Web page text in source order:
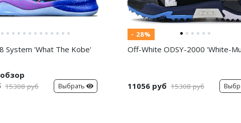
System 'What The Kobe'
15308 руб Выбрать
- 28%
Off-White ODSY-2000 'White-
11056 руб 15308 руб